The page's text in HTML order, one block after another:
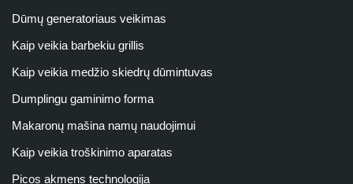
Dūmų generatoriaus veikimas
Kaip veikia barbekiu grillis
Kaip veikia medžio skiedrų dūmintuvas
Dumplingu gaminimo forma
Makaronų mašina namų naudojimui
Kaip veikia troškinimo aparatas
Picos akmens technologija